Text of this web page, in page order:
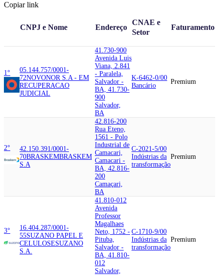
Copiar link
CNPJ e Nome Endereço
CNAE e
Setor
Faturamento
1°
05.144.757/0001-
72NOVONOR S.A - EM
RECUPERACAO
JUDICIAL
41.730-900
Avenida Luis
Viana, 2.841
- Paralela,
Salvador -
BA, 41.730-
900
Salvador,
BA
K-6462-0/00
Bancário
Premium
2°
42.150.391/0001-
70BRASKEMBRASKEM
S.A
42.816-200
Rua Eteno,
1561 - Polo
Industrial de
Camacari,
Camacari -
BA, 42.816-
200
Camaçari,
BA
C-2021-5/00
Indústrias da
transformação
Premium
3°
16.404.287/0001-
55SUZANO PAPEL E
CELULOSESUZANO
S.A.
41.810-012
Avenida
Professor
Magalhaes
Neto, 1752 -
Pituba,
Salvador -
BA, 41.810-
012
Salvador,
C-1710-9/00
Indústrias da
transformação
Premium